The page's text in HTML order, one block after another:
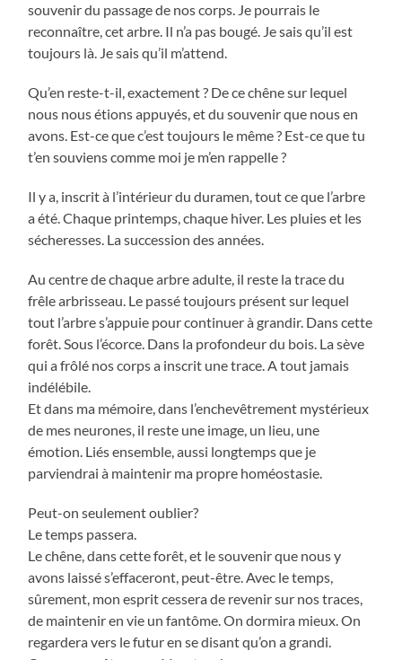
souvenir du passage de nos corps. Je pourrais le
reconnaître, cet arbre. Il n’a pas bougé. Je sais qu’il est
toujours là. Je sais qu’il m’attend.
Qu’en reste-t-il, exactement ? De ce chêne sur lequel
nous nous étions appuyés, et du souvenir que nous en
avons. Est-ce que c’est toujours le même ? Est-ce que tu
t’en souviens comme moi je m’en rappelle ?
Il y a, inscrit à l’intérieur du duramen, tout ce que l’arbre
a été. Chaque printemps, chaque hiver. Les pluies et les
sécheresses. La succession des années.
Au centre de chaque arbre adulte, il reste la trace du
frêle arbrisseau. Le passé toujours présent sur lequel
tout l’arbre s’appuie pour continuer à grandir. Dans cette
forêt. Sous l’écorce. Dans la profondeur du bois. La sève
qui a frôlé nos corps a inscrit une trace. A tout jamais
indélébile.
Et dans ma mémoire, dans l’enchevêtrement mystérieux
de mes neurones, il reste une image, un lieu, une
émotion. Liés ensemble, aussi longtemps que je
parviendrai à maintenir ma propre homéostasie.
Peut-on seulement oublier?
Le temps passera.
Le chêne, dans cette forêt, et le souvenir que nous y
avons laissé s’effaceront, peut-être. Avec le temps,
sûrement, mon esprit cessera de revenir sur nos traces,
de maintenir en vie un fantôme. On dormira mieux. On
regardera vers le futur en se disant qu’on a grandi.